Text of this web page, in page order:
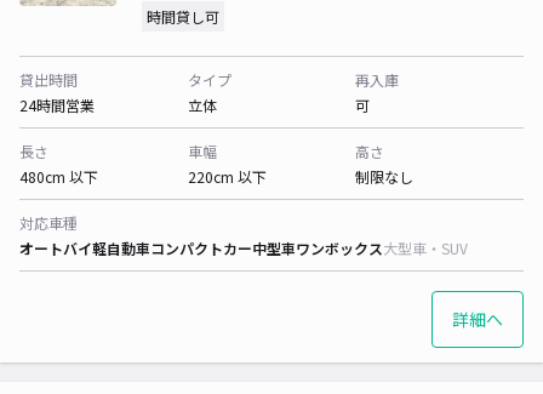
時間貸し可
貸出時間
24時間営業
タイプ
立体
再入庫
可
長さ
480cm 以下
車幅
220cm 以下
高さ
制限なし
対応車種
オートバイ軽自動車コンパクトカー中型車ワンボックス大型車・SUV
詳細へ